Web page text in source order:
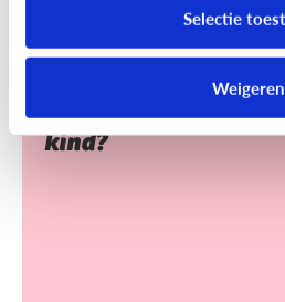
Selectie
Weigeren
Heeft reclame een
kind?